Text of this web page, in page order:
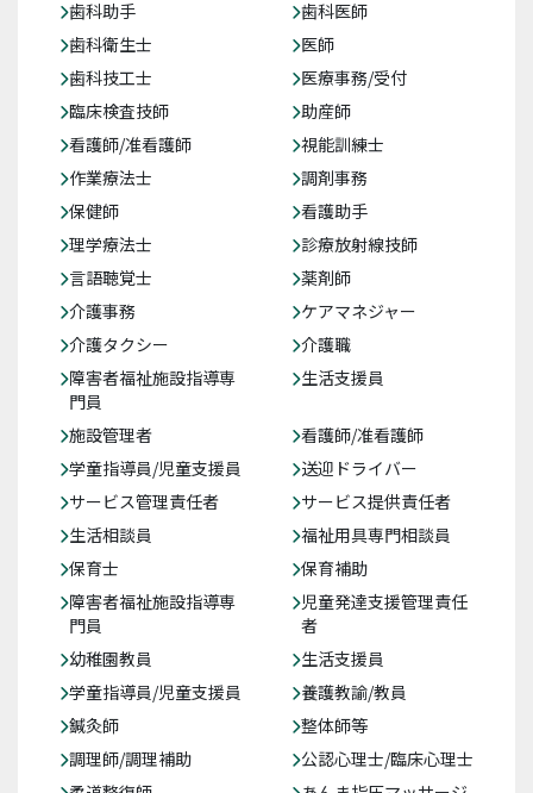
歯科助手
歯科医師
歯科衛生士
医師
歯科技工士
医療事務/受付
臨床検査技師
助産師
看護師/准看護師
視能訓練士
作業療法士
調剤事務
保健師
看護助手
理学療法士
診療放射線技師
言語聴覚士
薬剤師
介護事務
ケアマネジャー
介護タクシー
介護職
障害者福祉施設指導専
門員
生活支援員
施設管理者
看護師/准看護師
学童指導員/児童支援員
送迎ドライバー
サービス管理責任者
サービス提供責任者
生活相談員
福祉用具専門相談員
保育士
保育補助
障害者福祉施設指導専
門員
児童発達支援管理責任
者
幼稚園教員
生活支援員
学童指導員/児童支援員
養護教諭/教員
鍼灸師
整体師等
調理師/調理補助
公認心理士/臨床心理士